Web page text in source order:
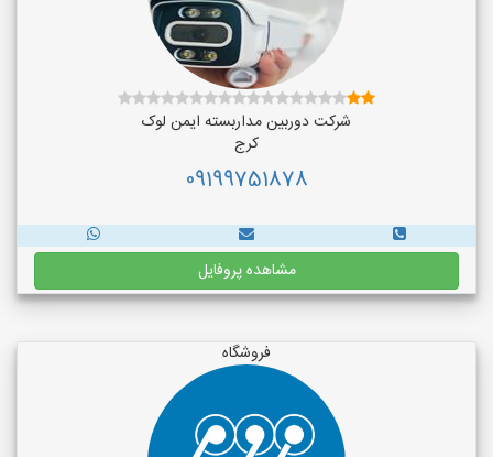
شرکت دوربین مداربسته ایمن لوک
کرج
09199751878
مشاهده پروفایل
فروشگاه